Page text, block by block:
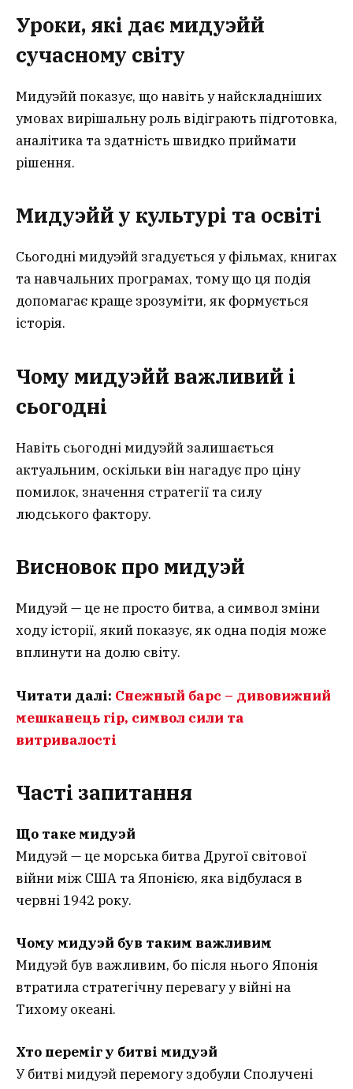
Уроки, які дає мидуэйй
сучасному світу
Мидуэйй показує, що навіть у найскладніших
умовах вирішальну роль відіграють підготовка,
аналітика та здатність швидко приймати
рішення.
Мидуэйй у культурі та освіті
Сьогодні мидуэйй згадується у фільмах, книгах
та навчальних програмах, тому що ця подія
допомагає краще зрозуміти, як формується
історія.
Чому мидуэйй важливий і
сьогодні
Навіть сьогодні мидуэйй залишається
актуальним, оскільки він нагадує про ціну
помилок, значення стратегії та силу
людського фактору.
Висновок про мидуэй
Мидуэй — це не просто битва, а символ зміни
ходу історії, який показує, як одна подія може
вплинути на долю світу.
Читати далі: Снежный барс – дивовижний
мешканець гір, символ сили та
витривалості
Часті запитання
Що таке мидуэй
Мидуэй — це морська битва Другої світової
війни між США та Японією, яка відбулася в
червні 1942 року.
Чому мидуэй був таким важливим
Мидуэй був важливим, бо після нього Японія
втратила стратегічну перевагу у війні на
Тихому океані.
Хто переміг у битві мидуэй
У битві мидуэй перемогу здобули Сполучені